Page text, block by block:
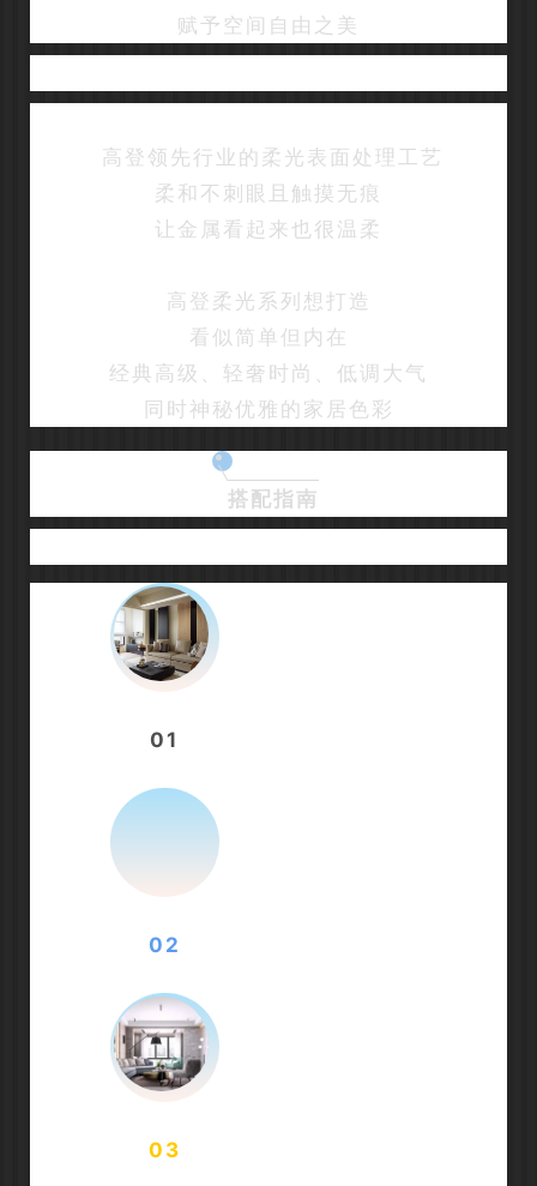
赋予空间自由之美
高登领先行业的柔光表面处理工艺
柔和不刺眼且触摸无痕
让金属看起来也很温柔
高登柔光系列想打造
看似简单但内在
经典高级、轻奢时尚、低调大气
同时神秘优雅的家居色彩
搭配指南
01
02
03